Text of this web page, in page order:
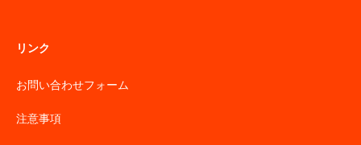
リンク
お問い合わせフォーム
注意事項